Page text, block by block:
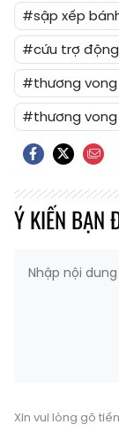
#sập xếp
#cứu trợ
#thương
#thương
Ý KIẾN BẠN
Xin vui lòng gõ